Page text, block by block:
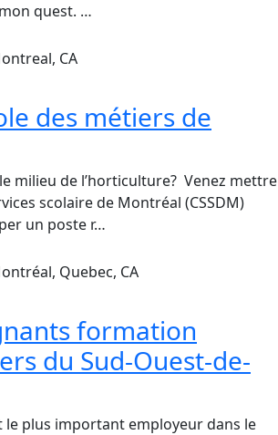
quest. …
CA
des métiers de
milieu de l’horticulture? Venez mettre
scolaire de Montréal (CSSDM)
un poste r…
Quebec, CA
formation
du Sud-Ouest-de-
le plus important employeur dans le